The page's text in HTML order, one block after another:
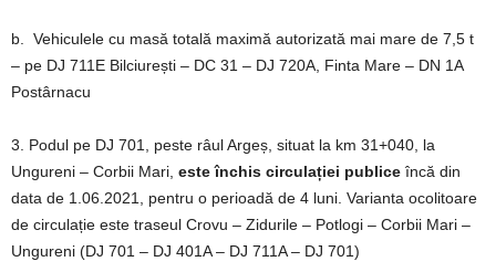
b. Vehiculele cu masă totală maximă autorizată mai mare de 7,5 t
– pe DJ 711E Bilciurești – DC 31 – DJ 720A, Finta Mare – DN 1A
Postârnacu
3. Podul pe DJ 701, peste râul Argeș, situat la km 31+040, la
Ungureni – Corbii Mari, este închis circulației publice încă din
data de 1.06.2021, pentru o perioadă de 4 luni. Varianta ocolitoare
de circulație este traseul Crovu – Zidurile – Potlogi – Corbii Mari –
Ungureni (DJ 701 – DJ 401A – DJ 711A – DJ 701)